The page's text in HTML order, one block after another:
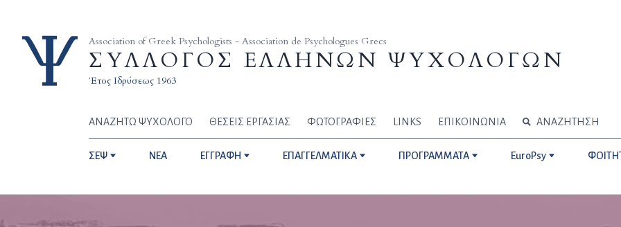
Association of Greek Psychologists - Association de Psychologues Grecs
ΣΥΛΛΟΓΟΣ ΕΛΛΗΝΩΝ ΨΥΧΟΛΟΓΩΝ
Έτος Ιδρύσεως 1963
ΑΝΑΖΗΤΩ ΨΥΧΟΛΟΓΟ ΘΕΣΕΙΣ ΕΡΓΑΣΙΑΣ ΦΩΤΟΓΡΑΦΙΕΣ LINKS ΕΠΙΚΟΙΝΩΝΙΑ ΑΝΑΖΗΤΗΣΗ
ΣΕΨ NEA ΕΓΓΡΑΦΗ ΕΠΑΓΓΕΛΜΑΤΙΚΑ ΠΡΟΓΡΑΜΜΑΤΑ EuroPsy